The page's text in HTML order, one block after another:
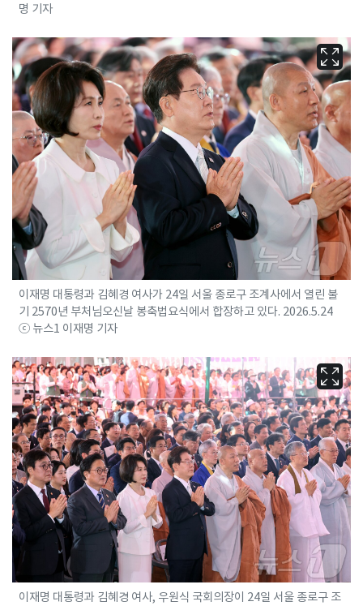
명 기자
이재명 대통령과 김혜경 여사가 24일 서울 종로구 조계사에서 열린 불
기 2570년 부처님오신날 봉축법요식에서 합장하고 있다. 2026.5.24
ⓒ 뉴스1 이재명 기자
이재명 대통령과 김혜경 여사, 우원식 국회의장이 24일 서울 종로구 조